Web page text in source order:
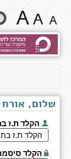
היקום
וכל
השאר
שנה
גודל
טקסט
שלום, אורח
הקלד ת.ז בת 9
הקלד